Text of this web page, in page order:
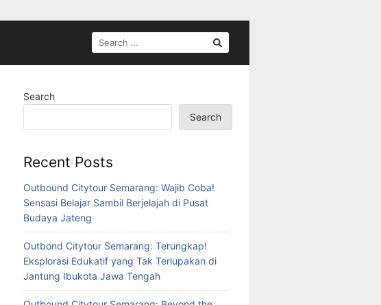
SEARCH
FOR:
Search
Search
Recent Posts
Outbound Citytour Semarang: Wajib Coba!
Sensasi Belajar Sambil Berjelajah di Pusat
Budaya Jateng
Outbond Citytour Semarang: Terungkap!
Eksplorasi Edukatif yang Tak Terlupakan di
Jantung Ibukota Jawa Tengah